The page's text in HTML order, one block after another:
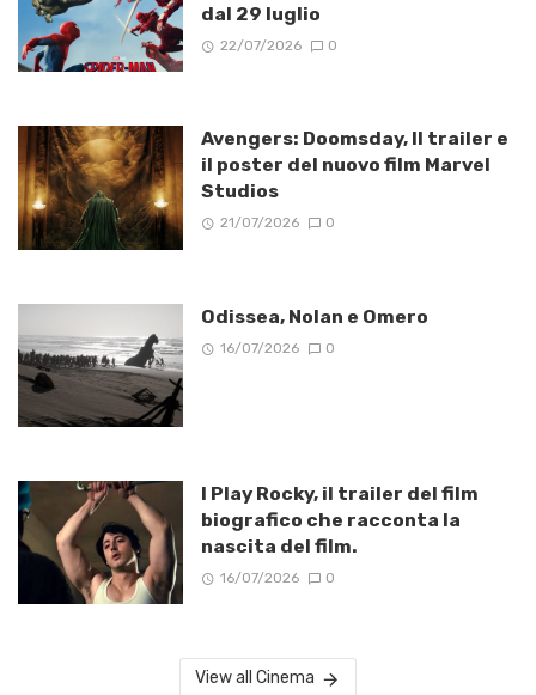
dal 29 luglio
22/07/2026 0
Avengers: Doomsday, Il trailer e
il poster del nuovo film Marvel
Studios
21/07/2026 0
Odissea, Nolan e Omero
16/07/2026 0
I Play Rocky, il trailer del film
biografico che racconta la
nascita del film.
16/07/2026 0
View all Cinema